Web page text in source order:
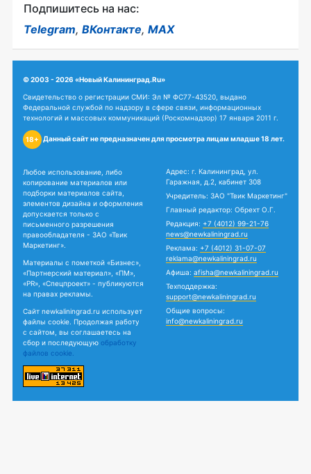
Подпишитесь на нас:
Telegram, ВКонтакте, MAX
© 2003 - 2026 «Новый Калининград.Ru»
Свидетельство о регистрации СМИ: Эл № ФС77-43520, выдано
Федеральной службой по надзору в сфере связи, информационных
технологий и массовых коммуникаций (Роскомнадзор) 17 января 2011 г.
18+ Данный сайт не предназначен для просмотра лицам младше 18 лет.
Любое использование, либо
копирование материалов или
подборки материалов сайта,
элементов дизайна и оформления
допускается только с
письменного разрешения
правообладателя - ЗАО «Твик
Маркетинг».
Материалы с пометкой «Бизнес»,
«Партнерский материал», «ПМ»,
«PR», «Спецпроект» - публикуются
на правах рекламы.
Сайт newkaliningrad.ru использует
файлы cookie. Продолжая работу
с сайтом, вы соглашаетесь на
сбор и последующую обработку
файлов cookie.
Адрес: г. Калининград, ул.
Гаражная, д.2, кабинет 308
Учредитель: ЗАО "Твик Маркетинг"
Главный редактор: Обрехт О.Г.
Редакция: +7 (4012) 99-21-76
news@newkaliningrad.ru
Реклама: +7 (4012) 31-07-07
reklama@newkaliningrad.ru
Афиша: afisha@newkaliningrad.ru
Техподдержка:
support@newkaliningrad.ru
Общие вопросы:
info@newkaliningrad.ru